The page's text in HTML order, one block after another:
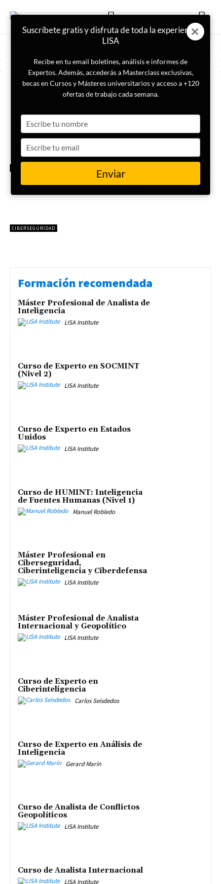
ETIQUETA
confianza digital
La custodia de datos como
nueva frontera de la protección
digital
CIBERSEGURIDAD
Privacidad de datos sin
Formación recomendada
Máster Profesional de Analista de
Inteligencia
LISA Institute
Curso de Experto en SOCMINT
(Nivel 2)
LISA Institute
Curso de Experto en Estados
Unidos
LISA Institute
Curso de HUMINT: Inteligencia
de Fuentes Humanas (Nivel 1)
Manuel Robledo
Máster Profesional en
Ciberseguridad,
Ciberinteligencia y Ciberdefensa
LISA Institute
Máster Profesional de Analista
Internacional y Geopolítico
LISA Institute
Curso de Experto en
Ciberinteligencia
Carlos Seisdedos
Curso de Experto en Análisis de
Inteligencia
Gerard Marín
Curso de Analista de Conflictos
Geopolíticos
LISA Institute
Curso de Analista Internacional
LISA Institute
Suscríbete gratis y disfruta de toda la experiencia
LISA
Recibe en tu email boletines, análisis e informes de
Expertos. Además, accederás a Masterclass exclusivas,
becas en Cursos y Másteres universitarios y acceso a +120
ofertas de trabajo cada semana.
your
name
your
email
Enviar